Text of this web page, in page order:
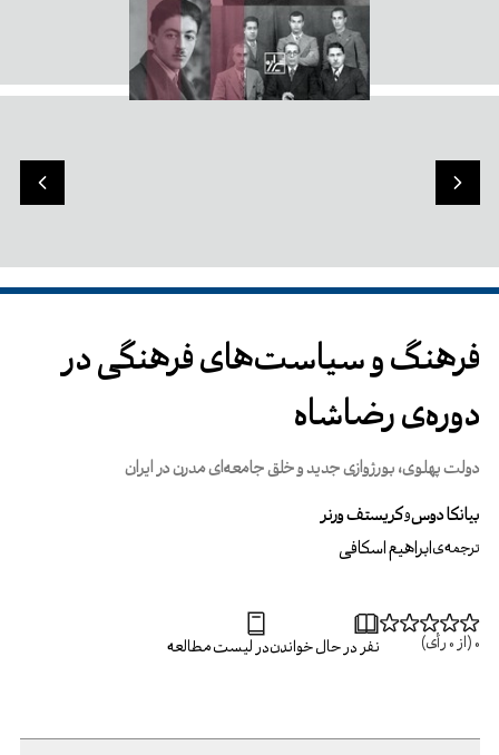
فرهنگ و سیاست‌های فرهنگی در
دوره‌ی رضاشاه
دولت پهلوی، بورژوازی جدید و خلق جامعه‌ای مدرن در ایران
بیانکا دوسوکریستف ورنر
ترجمه‌یابراهیم اسکافی
0 (از 0 رأی) نفر در حال خواندندر لیست مطالعه